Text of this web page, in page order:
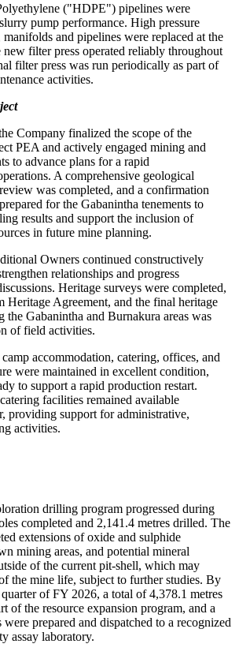
("HDPE") pipelines were
pump performance. High pressure
and pipelines were replaced at the
filter press operated reliably throughout
filter press was run periodically as part of
activities.
Company finalized the scope of the
PEA and actively engaged mining and
to advance plans for a rapid
A comprehensive geological
was completed, and a confirmation
for the Gabanintha tenements to
results and support the inclusion of
in future mine planning.
Owners continued constructively
relationships and progress
Heritage surveys were completed,
Heritage Agreement, and the final heritage
the Gabanintha and Burnakura areas was
of field activities.
accommodation, catering, offices, and
were maintained in excellent condition,
to support a rapid production restart.
facilities remained available
providing support for administrative,
activities.
drilling program progressed during
completed and 2,141.4 metres drilled. The
extensions of oxide and sulphide
mining areas, and potential mineral
of the current pit-shell, which may
the mine life, subject to further studies. By
of FY 2026, a total of 4,378.1 metres
of the resource expansion program, and a
prepared and dispatched to a recognized
assay laboratory.